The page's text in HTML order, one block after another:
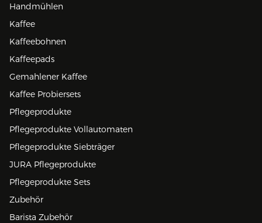
Handmühlen
Kaffee
Kaffeebohnen
Kaffeepads
Gemahlener Kaffee
Kaffee Probiersets
Pflegeprodukte
Pflegeprodukte Vollautomaten
Pflegeprodukte Siebträger
JURA Pflegeprodukte
Pflegeprodukte Sets
Zubehör
Barista Zubehör